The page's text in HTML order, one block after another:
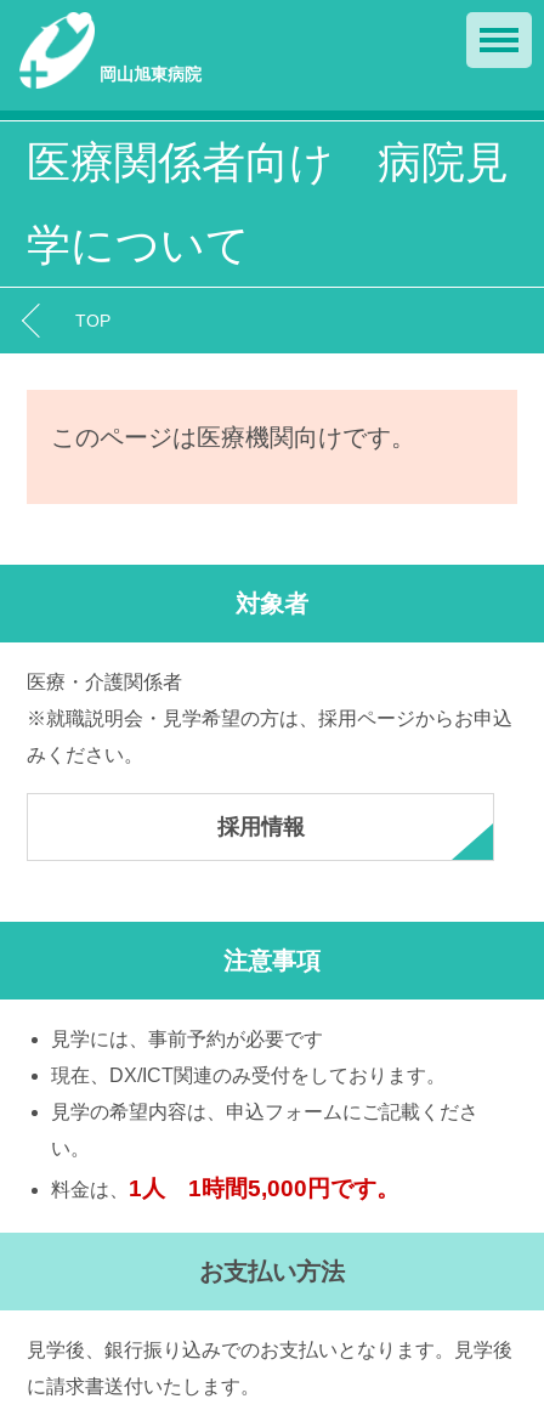
岡山旭東病院
医療関係者向け 病院見
学について
TOP
このページは医療機関向けです。
対象者
医療・介護関係者
※就職説明会・見学希望の方は、採用ページからお申込
みください。
採用情報
注意事項
見学には、事前予約が必要です
現在、DX/ICT関連のみ受付をしております。
見学の希望内容は、申込フォームにご記載くださ
い。
料金は、 1人 1時間5,000円です。
お支払い方法
見学後、銀行振り込みでのお支払いとなります。見学後
に請求書送付いたします。